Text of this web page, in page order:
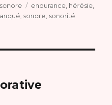
le
Étiquettes
endurance hérésie
sonore sonorité